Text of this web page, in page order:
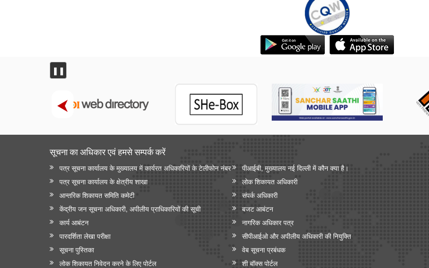
❚❚
सूचना का अधिकार एवं हमसे सम्‍पर्क करें
पत्र सूचना कार्यालय के मुख्यालय में कार्यरत अधिकारियों के टेलीफोन नंबर
पीआईबी, मुख्यालय नई दिल्ली में कौन क्या है।
पत्र सूचना कार्यालय के क्षेत्रीय शाखा
लोक शिकायत अधिकारी
आन्‍तरिक शिकायत समिति कमेटी
संपर्क अधिकारी
केंद्रीय जन सूचना अधिकारी, अपीलीय प्राधिकारियों की सूची
बजट आबंटन
कार्य आबंटन
नागरिक अधिकार पत्र
पारदर्शिता लेखा परीक्षा
सीपीआईओ और अपी‍लीय अधिकारी की नियुक्ति
सूचना पुस्तिका
वेब सूचना प्रबंधक
लोक शिकायत निवेदन करने के लिए पोर्टल
शी बॉक्स पोर्टल